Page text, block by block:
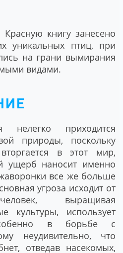
книгу занесено
уникальных птиц, при
на грани вымирания
видами.
приходится
природы, поскольку
в этот мир,
ущерб наносит именно
все же больше
угроза исходит от
выращивая
культуры, использует
в борьбе с
неудивительно, что
отведав насекомых,